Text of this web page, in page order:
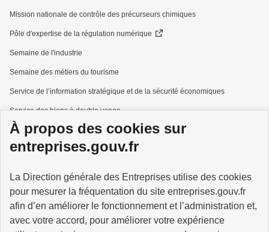
À propos des cookies sur
entreprises.gouv.fr
La Direction générale des Entreprises utilise des cookies
pour mesurer la fréquentation du site entreprises.gouv.fr
afin d’en améliorer le fonctionnement et l’administration et,
avec votre accord, pour améliorer votre expérience
Mission nationale de contrôle des précurseurs chimiques
Pôle d'expertise de la régulation numérique
Semaine de l'industrie
Semaine des métiers du tourisme
Service de l’information stratégique et de la sécurité économiques
Service des biens à double usage
Services à la personne
GOUVERNEMENT